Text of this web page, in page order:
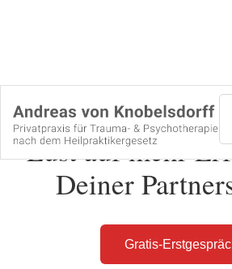
Paartherapie für eine
Paarbeziehung
Lust auf mehr
Deiner
Gratis-